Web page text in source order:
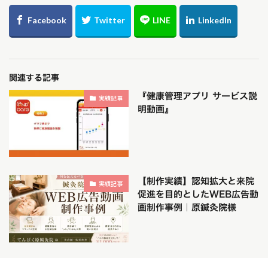
関連する記事
実績記事
『健康管理アプリ サービス説
明動画』
実績記事
【制作実績】認知拡大と来院
促進を目的としたWEB広告動
画制作事例｜原鍼灸院様